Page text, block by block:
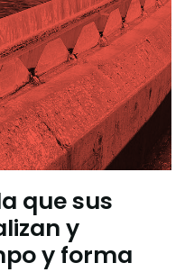
que sus
y
y forma